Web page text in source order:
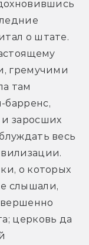
о штате.
гремучими
там
барренс,
заросших
весь
о которых
слышали,
церковь да